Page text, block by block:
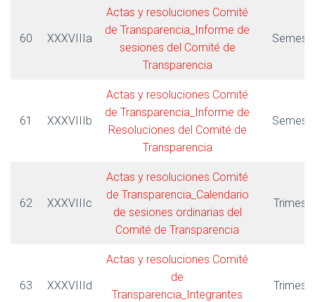
60 XXXVIIIa
Actas y resoluciones Comité
de Transparencia_Informe de
sesiones del Comité de
Transparencia
61 XXXVIIIb
Actas y resoluciones Comité
de Transparencia_Informe de
Resoluciones del Comité de
Transparencia
62 XXXVIIIc
Actas y resoluciones Comité
de Transparencia_Calendario
de sesiones ordinarias del
Comité de Transparencia
63 XXXVIIId
Actas y resoluciones Comité
de
Transparencia_Integrantes